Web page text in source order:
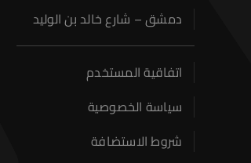
دمشق – شارع خالد بن الوليد
اتفاقية المستخدم
سياسة الخصوصية
شروط الاستضافة